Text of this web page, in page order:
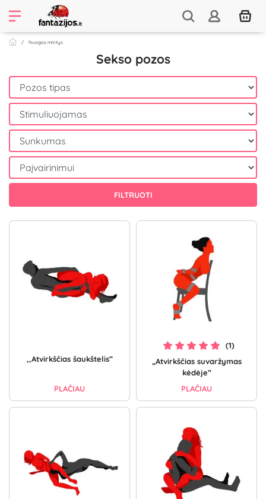
Nuogos mintys
Sekso pozos
FILTRUOTI
,,Atvirkščias šaukštelis”
PLAČIAU
(1)
„Atvirkščias suvaržymas
kėdėje”
PLAČIAU